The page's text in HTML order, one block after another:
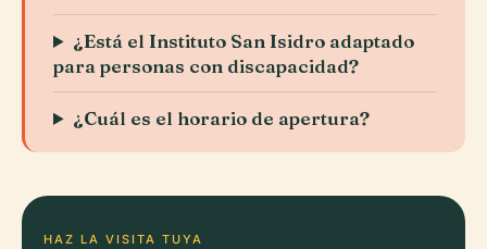
¿Está el Instituto San Isidro adaptado
para personas con discapacidad?
¿Cuál es el horario de apertura?
HAZ LA VISITA TUYA